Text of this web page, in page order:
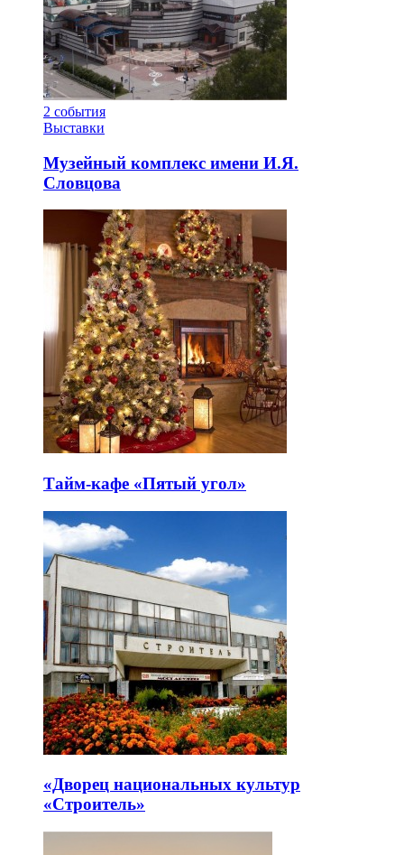
2 события
Выставки
Музейный комплекс имени И.Я.
Словцова
Тайм-кафе «Пятый угол»
«Дворец национальных культур
«Строитель»